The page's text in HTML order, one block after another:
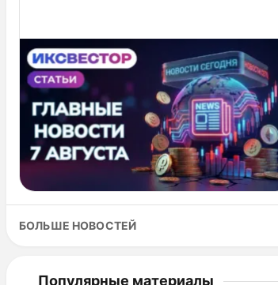
БОЛЬШЕ НОВОСТЕЙ
Популярные материалы